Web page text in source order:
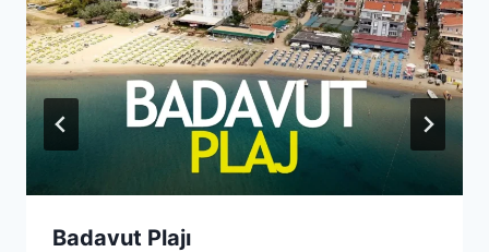
Badavut Plajı